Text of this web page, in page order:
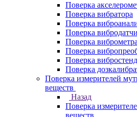
Поверка
Поверка вибратора
Поверка
Поверка
Поверка виброметра
Поверка
Поверка
Поверка
Поверка измерителей
веществ
Назад
Поверка
веществ